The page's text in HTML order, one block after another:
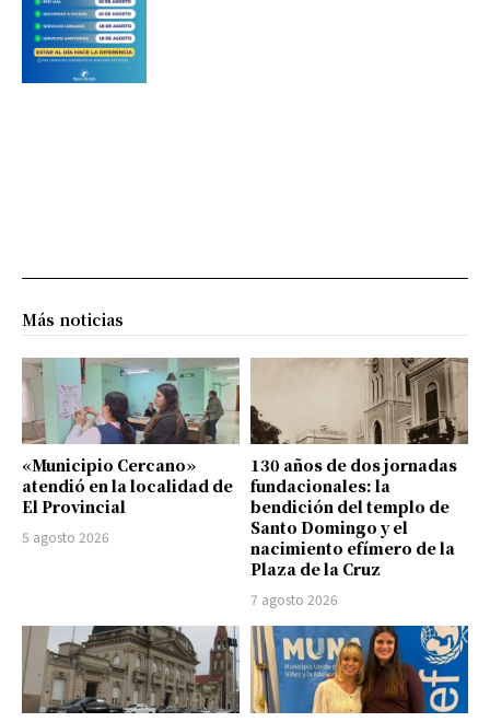
Más noticias
«Municipio Cercano»
atendió en la localidad de
El Provincial
5 agosto 2026
130 años de dos jornadas
fundacionales: la
bendición del templo de
Santo Domingo y el
nacimiento efímero de la
Plaza de la Cruz
7 agosto 2026